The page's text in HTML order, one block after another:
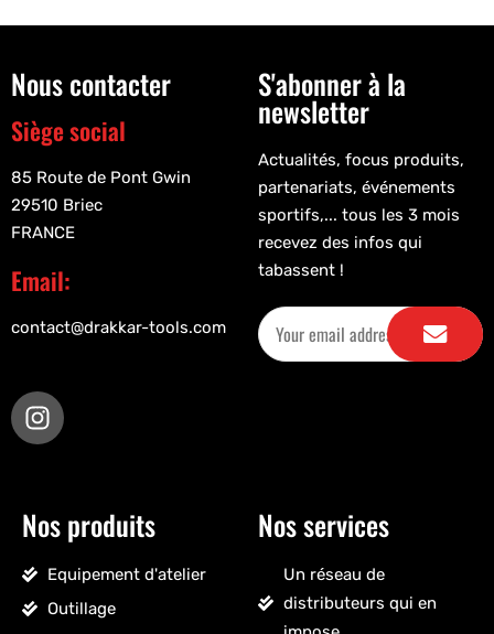
Nous contacter
Siège social
85 Route de Pont Gwin
29510 Briec
FRANCE
Email:
contact@drakkar-tools.com
S'abonner à la
newsletter
Actualités, focus produits,
partenariats, événements
sportifs,... tous les 3 mois
recevez des infos qui
tabassent !
Nos produits
Equipement d'atelier
Outillage
Nos services
Un réseau de
distributeurs qui en